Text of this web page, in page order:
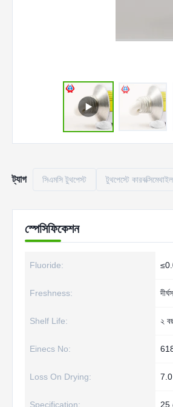
ট্যাগ সিএমসি টুথপেস্ট টুথপেস্টে
স্পেসিফিকেশন
Fluoride:
Freshness:
Shelf Life: ২
Einecs No:
Loss On Drying: 7.0
Specification: 25